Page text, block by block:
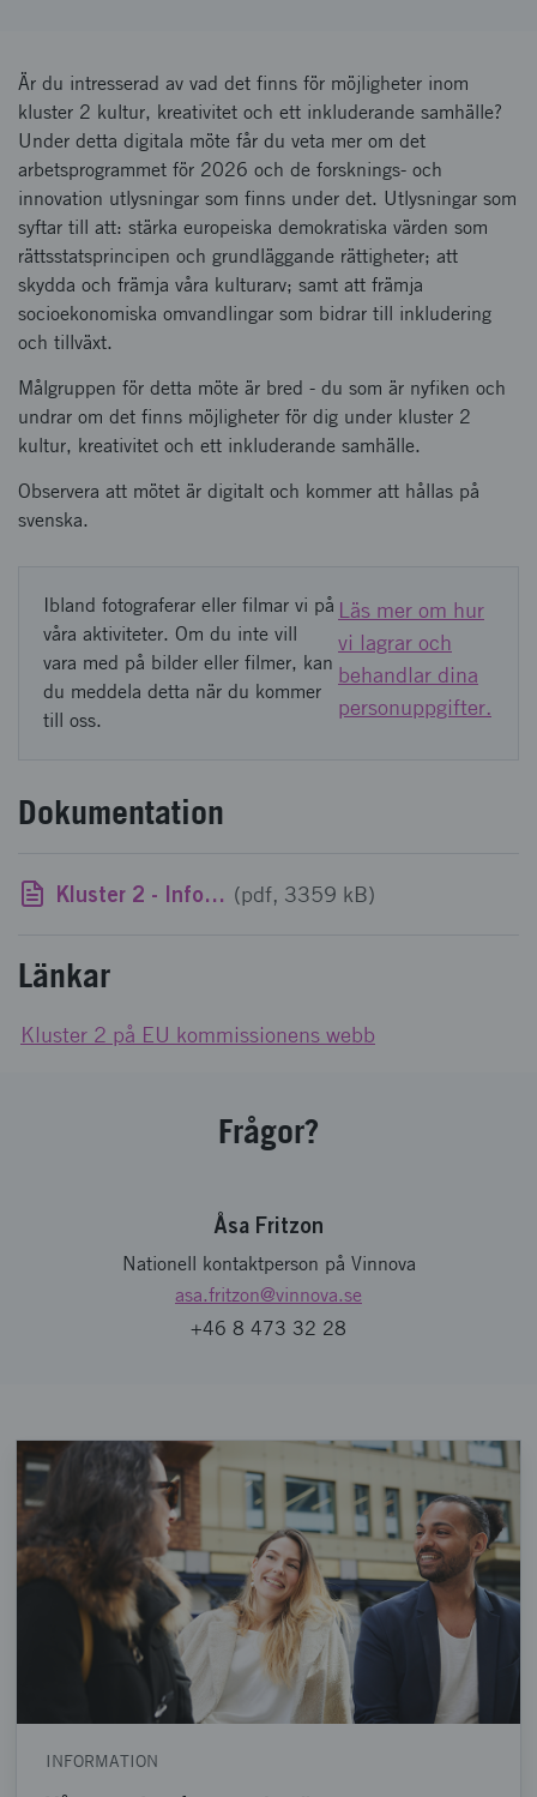
Är du intresserad av vad det finns för möjligheter inom
kluster 2 kultur, kreativitet och ett inkluderande samhälle?
Under detta digitala möte får du veta mer om det
arbetsprogrammet för 2026 och de forsknings- och
innovation utlysningar som finns under det. Utlysningar som
syftar till att: stärka europeiska demokratiska värden som
rättsstatsprincipen och grundläggande rättigheter; att
skydda och främja våra kulturarv; samt att främja
socioekonomiska omvandlingar som bidrar till inkludering
och tillväxt.
Målgruppen för detta möte är bred - du som är nyfiken och
undrar om det finns möjligheter för dig under kluster 2
kultur, kreativitet och ett inkluderande samhälle.
Observera att mötet är digitalt och kommer att hållas på
svenska.
Ibland fotograferar eller filmar vi på
våra aktiviteter. Om du inte vill
vara med på bilder eller filmer, kan
du meddela detta när du kommer
till oss.
Läs mer om hur
vi lagrar och
behandlar dina
personuppgifter.
Dokumentation
Kluster 2 - Infomöte 26.02.24 - delas.pdf (pdf, 3359 kB)
Länkar
Kluster 2 på EU kommissionens webb
Frågor?
Åsa Fritzon
Nationell kontaktperson på Vinnova
asa.fritzon@vinnova.se
+46 8 473 32 28
INFORMATION